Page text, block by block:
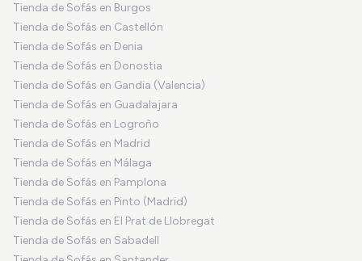
Tienda de Sofás en Burgos
Tienda de Sofás en Castellón
Tienda de Sofás en Denia
Tienda de Sofás en Donostia
Tienda de Sofás en Gandia (Valencia)
Tienda de Sofás en Guadalajara
Tienda de Sofás en Logroño
Tienda de Sofás en Madrid
Tienda de Sofás en Málaga
Tienda de Sofás en Pamplona
Tienda de Sofás en Pinto (Madrid)
Tienda de Sofás en El Prat de Llobregat
Tienda de Sofás en Sabadell